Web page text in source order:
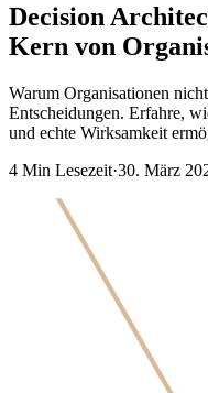
Decision
Kern von
Warum Organisationen
Entscheidungen. Erfahre,
und echte Wirksamkeit
4 Min Lesezeit·30. März